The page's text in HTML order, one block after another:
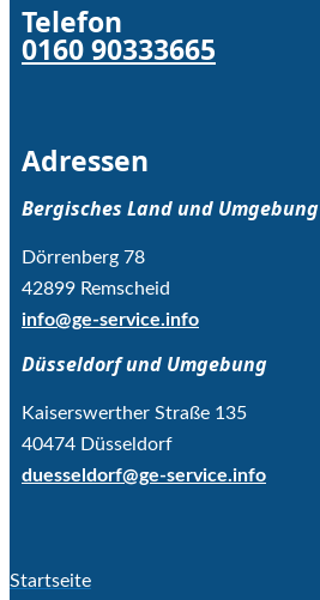
Telefon
0160 90333665
Adressen
Bergisches Land und Umgebung
Dörrenberg 78
42899 Remscheid
info@ge-service.info
Düsseldorf und Umgebung
Kaiserswerther Straße 135
40474 Düsseldorf
duesseldorf@ge-service.info
Startseite